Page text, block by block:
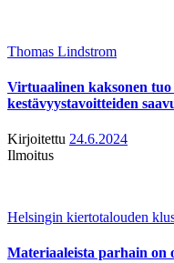
Thomas Lindstrom
Virtuaalinen kaksonen
kestävyystavoitteiden
Kirjoitettu 24.6.2024
Ilmoitus
Helsingin kiertotalouden
Materiaaleista parhain on